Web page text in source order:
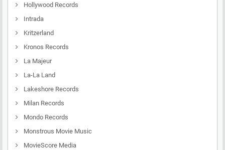
Hollywood Records
Intrada
Kritzerland
Kronos Records
La Majeur
La-La Land
Lakeshore Records
Milan Records
Mondo Records
Monstrous Movie Music
MovieScore Media